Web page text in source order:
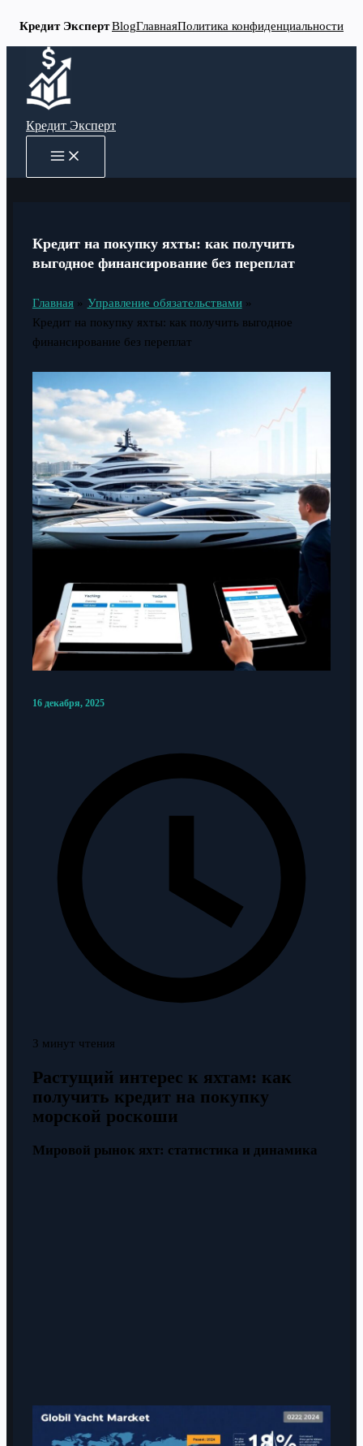
Кредит ЭкспертBlogГлавнаяПолитика конфиденциальности
Перейти
содержимому
Кредит Эксперт
MAIN
MENU
Кредит на покупку яхты: как получить
выгодное финансирование без переплат
Главная
Управление обязательствами
Кредит на покупку яхты: как получить выгодное
финансирование без переплат
16 декабря, 2025
3 минут чтения
Растущий интерес к яхтам: как
получить кредит на покупку
морской роскоши
Мировой рынок яхт: статистика и динамика